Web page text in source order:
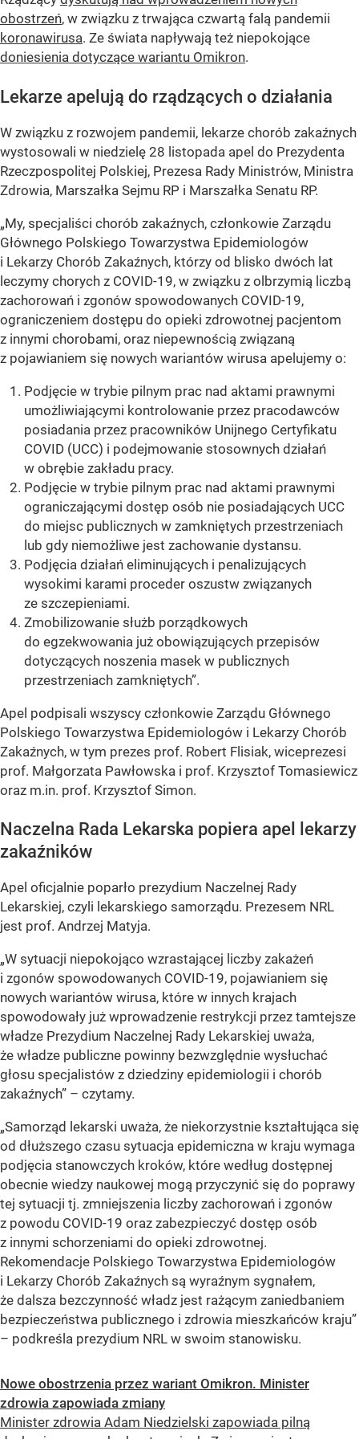
obostrzeń, w związku z trwająca czwartą falą pandemii
koronawirusa. Ze świata napływają też niepokojące
doniesienia dotyczące wariantu Omikron.
Lekarze apelują do rządzących o działania
W związku z rozwojem pandemii, lekarze chorób zakaźnych
wystosowali w niedzielę 28 listopada apel do Prezydenta
Rzeczpospolitej Polskiej, Prezesa Rady Ministrów, Ministra
Zdrowia, Marszałka Sejmu RP i Marszałka Senatu RP.
„My, specjaliści chorób zakaźnych, członkowie Zarządu
Głównego Polskiego Towarzystwa Epidemiologów
i Lekarzy Chorób Zakaźnych, którzy od blisko dwóch lat
leczymy chorych z COVID-19, w związku z olbrzymią liczbą
zachorowań i zgonów spowodowanych COVID-19,
ograniczeniem dostępu do opieki zdrowotnej pacjentom
z innymi chorobami, oraz niepewnością związaną
z pojawianiem się nowych wariantów wirusa apelujemy o:
Podjęcie w trybie pilnym prac nad aktami prawnymi
umożliwiającymi kontrolowanie przez pracodawców
posiadania przez pracowników Unijnego Certyfikatu
COVID (UCC) i podejmowanie stosownych działań
w obrębie zakładu pracy.
Podjęcie w trybie pilnym prac nad aktami prawnymi
ograniczającymi dostęp osób nie posiadających UCC
do miejsc publicznych w zamkniętych przestrzeniach
lub gdy niemożliwe jest zachowanie dystansu.
Podjęcia działań eliminujących i penalizujących
wysokimi karami proceder oszustw związanych
ze szczepieniami.
Zmobilizowanie służb porządkowych
do egzekwowania już obowiązujących przepisów
dotyczących noszenia masek w publicznych
przestrzeniach zamkniętych”.
Apel podpisali wszyscy członkowie Zarządu Głównego
Polskiego Towarzystwa Epidemiologów i Lekarzy Chorób
Zakaźnych, w tym prezes prof. Robert Flisiak, wiceprezesi
prof. Małgorzata Pawłowska i prof. Krzysztof Tomasiewicz
oraz m.in. prof. Krzysztof Simon.
Naczelna Rada Lekarska popiera apel lekarzy
zakaźników
Apel oficjalnie poparło prezydium Naczelnej Rady
Lekarskiej, czyli lekarskiego samorządu. Prezesem NRL
jest prof. Andrzej Matyja.
„W sytuacji niepokojąco wzrastającej liczby zakażeń
i zgonów spowodowanych COVID-19, pojawianiem się
nowych wariantów wirusa, które w innych krajach
spowodowały już wprowadzenie restrykcji przez tamtejsze
władze Prezydium Naczelnej Rady Lekarskiej uważa,
że władze publiczne powinny bezwzględnie wysłuchać
głosu specjalistów z dziedziny epidemiologii i chorób
zakaźnych” – czytamy.
„Samorząd lekarski uważa, że niekorzystnie kształtująca się
od dłuższego czasu sytuacja epidemiczna w kraju wymaga
podjęcia stanowczych kroków, które według dostępnej
obecnie wiedzy naukowej mogą przyczynić się do poprawy
tej sytuacji tj. zmniejszenia liczby zachorowań i zgonów
z powodu COVID-19 oraz zabezpieczyć dostęp osób
z innymi schorzeniami do opieki zdrowotnej.
Rekomendacje Polskiego Towarzystwa Epidemiologów
i Lekarzy Chorób Zakaźnych są wyraźnym sygnałem,
że dalsza bezczynność władz jest rażącym zaniedbaniem
bezpieczeństwa publicznego i zdrowia mieszkańców kraju”
– podkreśla prezydium NRL w swoim stanowisku.
Nowe obostrzenia przez wariant Omikron. Minister
zdrowia zapowiada zmiany
Minister zdrowia Adam Niedzielski zapowiada pilną